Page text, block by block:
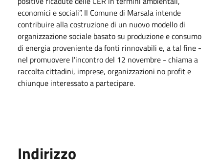
economici e sociali”. Il Comune di Marsala intende
contribuire alla costruzione di un nuovo modello di
organizzazione sociale basato su produzione e consumo
di energia proveniente da fonti rinnovabili e, a tal fine -
nel promuovere l'incontro del 12 novembre - chiama a
raccolta cittadini, imprese, organizzazioni no profit e
chiunque interessato a partecipare.
Indirizzo